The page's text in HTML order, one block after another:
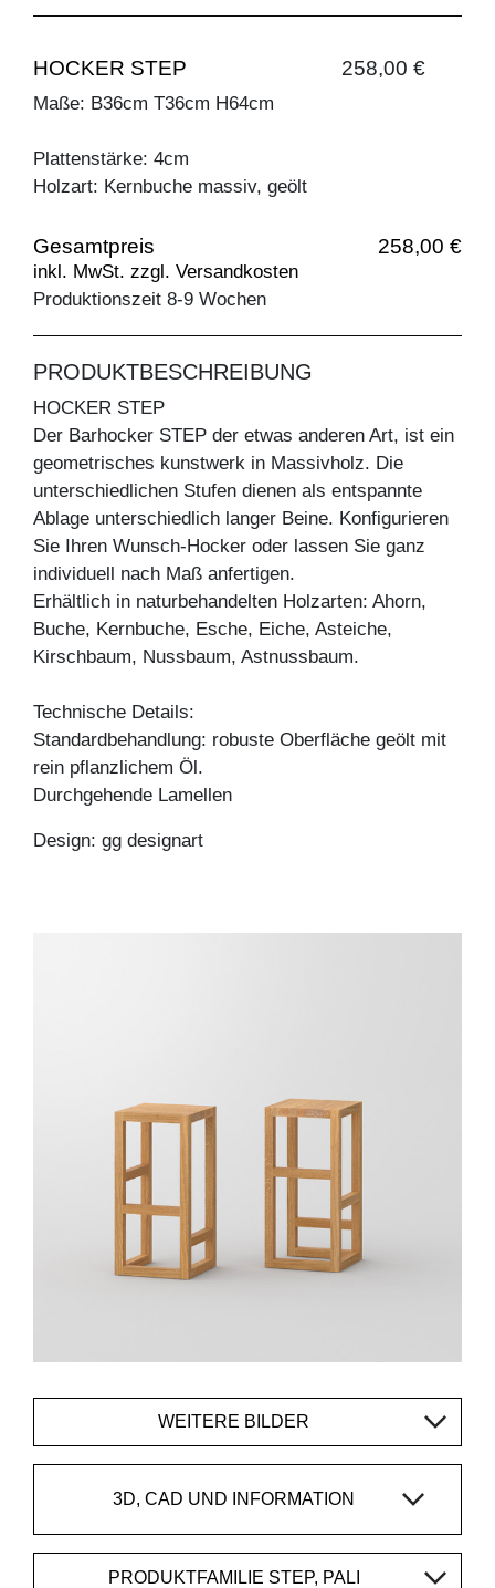
HOCKER STEP 258,00 €
Maße: B36cm T36cm H64cm
Plattenstärke: 4cm
Holzart: Kernbuche massiv, geölt
Gesamtpreis 258,00 €
inkl. MwSt. zzgl. Versandkosten
Produktionszeit 8-9 Wochen
PRODUKTBESCHREIBUNG
HOCKER STEP
Der Barhocker STEP der etwas anderen Art, ist ein
geometrisches kunstwerk in Massivholz. Die
unterschiedlichen Stufen dienen als entspannte
Ablage unterschiedlich langer Beine. Konfigurieren
Sie Ihren Wunsch-Hocker oder lassen Sie ganz
individuell nach Maß anfertigen.
Erhältlich in naturbehandelten Holzarten: Ahorn,
Buche, Kernbuche, Esche, Eiche, Asteiche,
Kirschbaum, Nussbaum, Astnussbaum.
Technische Details:
Standardbehandlung: robuste Oberfläche geölt mit
rein pflanzlichem Öl.
Durchgehende Lamellen
Design: gg designart
WEITERE BILDER
3D, CAD UND INFORMATION
PRODUKTFAMILIE STEP, PALI